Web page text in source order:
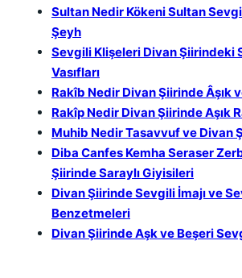
Sultan Nedir Kökeni Sultan
Şeyh
Sevgili Klişeleri Divan Şiirindeki
Vasıfları
Rakîb Nedir Divan Şiirinde Âşık
Rakîp Nedir Divan Şiirinde Aşık
Muhib Nedir Tasavvuf ve Divan
Diba Canfes Kemha Seraser
Şiirinde Saraylı Giyisileri
Divan Şiirinde Sevgili İmajı ve
Benzetmeleri
Divan Şiirinde Aşk ve Beşeri